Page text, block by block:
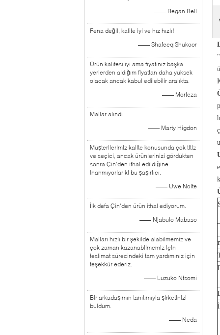
—— Regan Bell
Fena değil, kalite iyi ve hız hızlı!
—— Shafeeq Shukoor
Ürün kalitesi iyi ama fiyatınız başka
yerlerden aldığım fiyattan daha yüksek
olacak ancak kabul edilebilir aralıkta.
—— Morteza
Mallar alındı.
—— Marty Higdon
Müşterilerimiz kalite konusunda çok titiz
ve seçici, ancak ürünlerinizi gördükten
sonra Çin'den ithal edildiğine
inanmıyorlar ki bu şaşırtıcı.
—— Uwe Nolte
İlk defa Çin'den ürün ithal ediyorum.
—— Njabulo Mabaso
Malları hızlı bir şekilde alabilmemiz ve
çok zaman kazanabilmemiz için
teslimat sürecindeki tam yardımınız için
teşekkür ederiz.
—— Luzuko Ntsomi
Bir arkadaşımın tanıtımıyla şirketinizi
buldum.
—— Neda